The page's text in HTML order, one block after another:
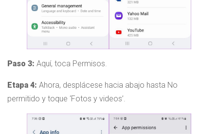
Paso 3: Aquí, toca Permisos.
Etapa 4: Ahora, desplácese hacia abajo hasta No
permitido y toque ‘Fotos y videos’.